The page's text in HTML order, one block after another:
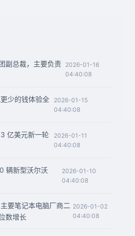
副总裁，主要负责 2026-01-16
04:40:08
少的钱体验全
2026-01-15
04:40:08
亿美元新一轮
2026-01-11
04:40:08
辆新型沃尔沃
2026-01-10
04:40:08
要笔记本电脑厂商二
数增长
2026-01-02
04:40:08